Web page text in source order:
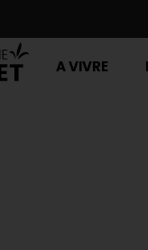
A VIVRE